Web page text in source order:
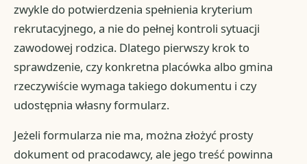
zwykle do potwierdzenia spełnienia kryterium
rekrutacyjnego, a nie do pełnej kontroli sytuacji
zawodowej rodzica. Dlatego pierwszy krok to
sprawdzenie, czy konkretna placówka albo gmina
rzeczywiście wymaga takiego dokumentu i czy
udostępnia własny formularz.
Jeżeli formularza nie ma, można złożyć prosty
dokument od pracodawcy, ale jego treść powinna